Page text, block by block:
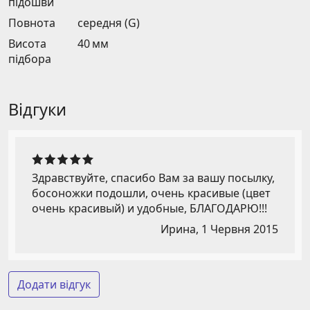
Повнота
середня (G)
Висота
підбора
40 мм
Відгуки
Здравствуйте, спасибо Вам за вашу посылку,
босоножки подошли, очень красивые (цвет
очень красивый) и удобные, БЛАГОДАРЮ!!!
Ирина, 1 Червня 2015
Додати відгук